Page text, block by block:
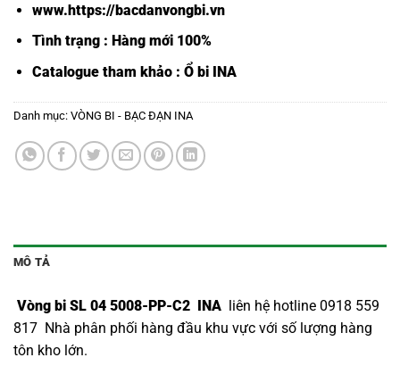
www.https://bacdanvongbi.vn
Tình trạng : Hàng mới 100%
Catalogue tham khảo : Ổ bi INA
Danh mục: VÒNG BI - BẠC ĐẠN INA
MÔ TẢ
Vòng bi SL 04 5008-PP-C2 INA liên hệ hotline 0918 559
817 Nhà phân phối hàng đầu khu vực với số lượng hàng
tôn kho lớn.